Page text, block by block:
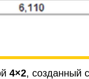
4×2, созданный